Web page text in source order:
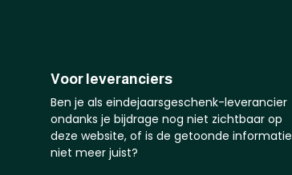
Voor leveranciers
Ben je als eindejaarsgeschenk-leverancier
ondanks je bijdrage nog niet zichtbaar op
deze website, of is de getoonde informatie
niet meer juist?